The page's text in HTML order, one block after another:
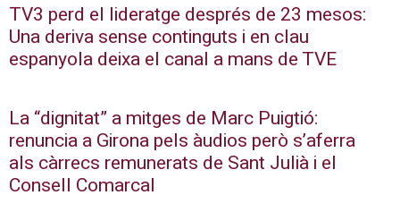
TV3 perd el lideratge després de 23 mesos:
Una deriva sense continguts i en clau
espanyola deixa el canal a mans de TVE
La “dignitat” a mitges de Marc Puigtió:
renuncia a Girona pels àudios però s’aferra
als càrrecs remunerats de Sant Julià i el
Consell Comarcal